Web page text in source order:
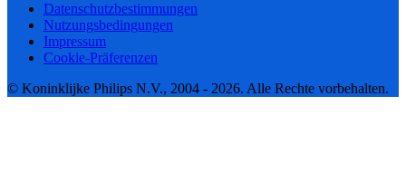
Datenschutzbestimmungen
Nutzungsbedingungen
Impressum
Cookie-Präferenzen
© Koninklijke Philips N.V., 2004 - 2026. Alle Rechte vorbehalten.